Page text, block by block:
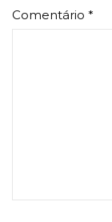
Comentário *